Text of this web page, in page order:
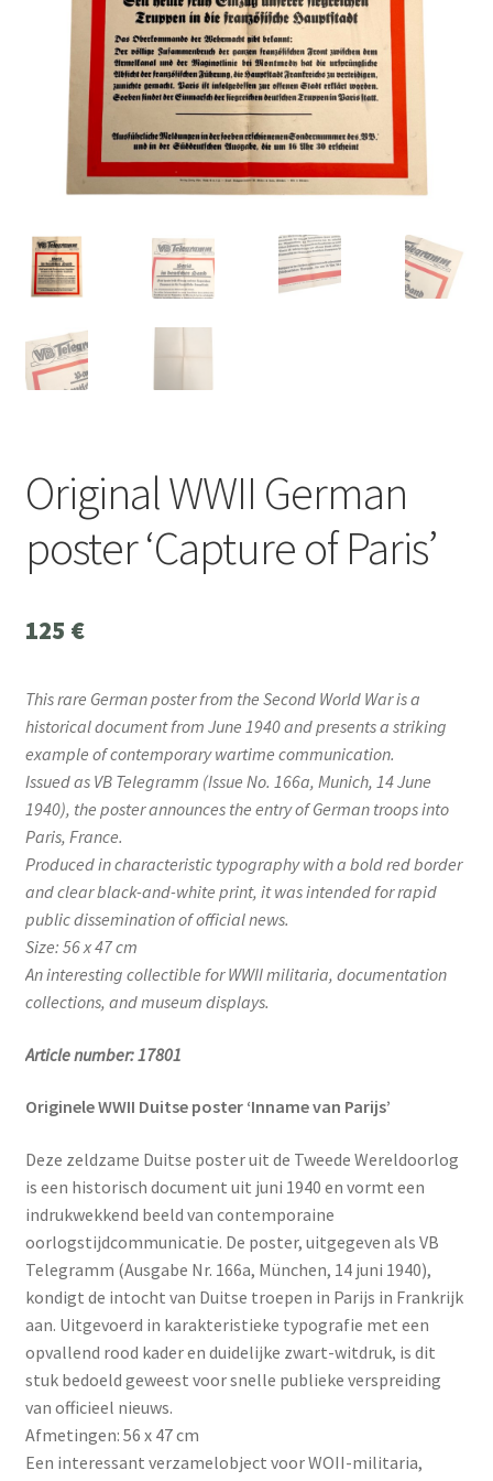
Original WWII German
poster ‘Capture of Paris’
125 €
This rare German poster from the Second World War is a
historical document from June 1940 and presents a striking
example of contemporary wartime communication.
Issued as VB Telegramm (Issue No. 166a, Munich, 14 June
1940), the poster announces the entry of German troops into
Paris, France.
Produced in characteristic typography with a bold red border
and clear black-and-white print, it was intended for rapid
public dissemination of official news.
Size: 56 x 47 cm
An interesting collectible for WWII militaria, documentation
collections, and museum displays.
Article number: 17801
Originele WWII Duitse poster ‘Inname van Parijs’
Deze zeldzame Duitse poster uit de Tweede Wereldoorlog
is een historisch document uit juni 1940 en vormt een
indrukwekkend beeld van contemporaine
oorlogstijdcommunicatie. De poster, uitgegeven als VB
Telegramm (Ausgabe Nr. 166a, München, 14 juni 1940),
kondigt de intocht van Duitse troepen in Parijs in Frankrijk
aan. Uitgevoerd in karakteristieke typografie met een
opvallend rood kader en duidelijke zwart-witdruk, is dit
stuk bedoeld geweest voor snelle publieke verspreiding
van officieel nieuws.
Afmetingen: 56 x 47 cm
Een interessant verzamelobject voor WOII-militaria,